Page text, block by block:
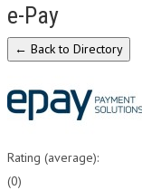
e-Pay
Rating (average):
(0)